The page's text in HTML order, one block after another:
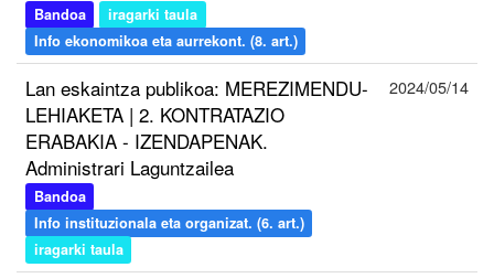
Bandoa
iragarki taula
Info ekonomikoa eta aurrekont. (8. art.)
Lan eskaintza publikoa: MEREZIMENDU-
LEHIAKETA | 2. KONTRATAZIO
ERABAKIA - IZENDAPENAK.
Administrari Laguntzailea
Bandoa
Info instituzionala eta organizat. (6. art.)
iragarki taula
2024/05/14